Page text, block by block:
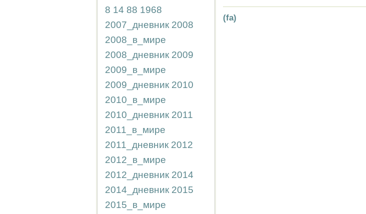
8 14 88 1968
2007_дневник 2008
2008_в_мире
2008_дневник 2009
2009_в_мире
2009_дневник 2010
2010_в_мире
2010_дневник 2011
2011_в_мире
2011_дневник 2012
2012_в_мире
2012_дневник 2014
2014_дневник 2015
2015_в_мире
(fa)